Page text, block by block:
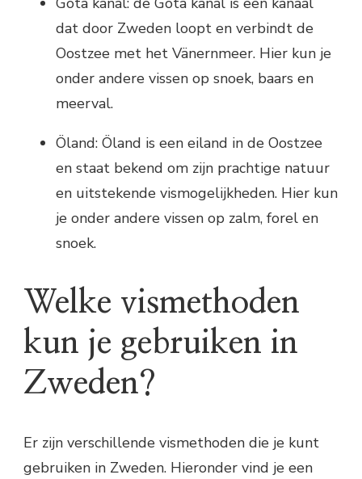
dat door Zweden loopt en verbindt de
Oostzee met het Vänernmeer. Hier kun je
onder andere vissen op snoek, baars en
meerval.
Öland: Öland is een eiland in de Oostzee
en staat bekend om zijn prachtige natuur
en uitstekende vismogelijkheden. Hier kun
je onder andere vissen op zalm, forel en
snoek.
Welke vismethoden
kun je gebruiken in
Zweden?
Er zijn verschillende vismethoden die je kunt
gebruiken in Zweden. Hieronder vind je een